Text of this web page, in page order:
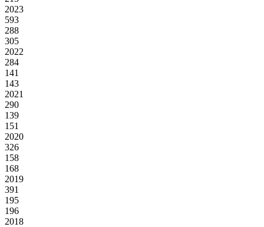
2023
593
288
305
2022
284
141
143
2021
290
139
151
2020
326
158
168
2019
391
195
196
2018